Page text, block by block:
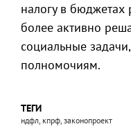
налогу в бюджетах
более активно
социальные
полномочиям.
ТЕГИ
ндфл, кпрф, законопроект